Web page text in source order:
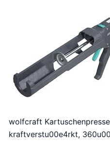
wolfcraft
kraftverstu00e4rkt,